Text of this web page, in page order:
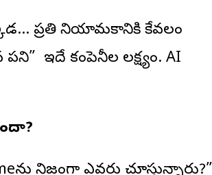
ప్రతి నియామకానికి కేవలం
ఇదే కంపెనీల లక్ష్యం. AI
నిజంగా ఎవరు చూస్తున్నారు?”